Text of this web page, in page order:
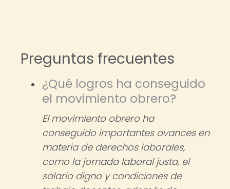
Preguntas frecuentes
¿Qué logros ha conseguido
el movimiento obrero?
El movimiento obrero ha
conseguido importantes avances en
materia de derechos laborales,
como la jornada laboral justa, el
salario digno y condiciones de